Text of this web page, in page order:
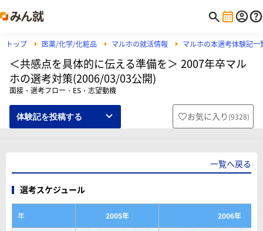
トップ 医薬/化学/化粧品 マルホの就活情報 マルホの本選考体験記一
＜共感点を具体的に伝える準備を＞ 2007年卒マル
ホの選考対策(2006/03/03公開)
面接・選考フロー・ES・志望動機
体験記を投稿する お気に入り (9328)
一覧へ戻る
選考スケジュール
年 2005年
2006年